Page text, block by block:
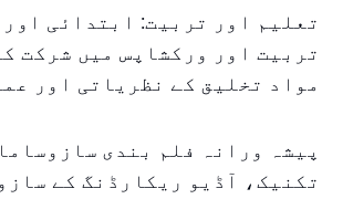
تعلیم اور تربیت: ابتدائی
تربیت اور ورکشاپس میں شرکت
مواد تخلیق کے نظریاتی اور
پیشہ ورانہ فلم بندی
تکنیک، آڈیو ریکارڈنگ کے